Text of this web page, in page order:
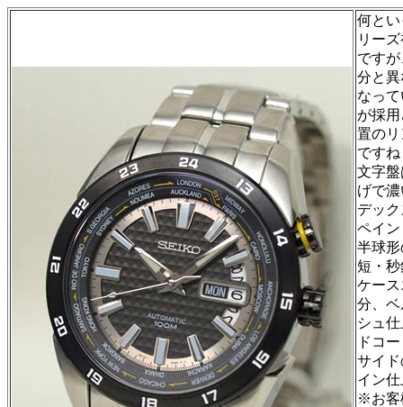
何と
リー
です
分と
なっ
が採
置の
です
文字
げで
デッ
ペイ
半球
短・
ケー
分、
シュ
ドコ
サイ
イン
※お客